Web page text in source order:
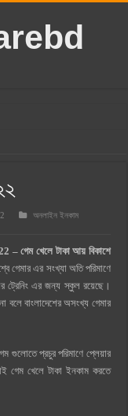
অনলাইন ইনকাম
–গেম খেলে টাকা আয় বিকাশে
গেমার এর সংখ্যা অতি পরিমাণে
ট্রেনিং এর জন্য স্কুল রয়েছে।
বলে বাংলাদেশের অসংখ্য গেমার
গুলোতে প্রচুর পরিমাণে প্লেয়ার
গেম খেলে টাকা ইনকাম কর‍তে